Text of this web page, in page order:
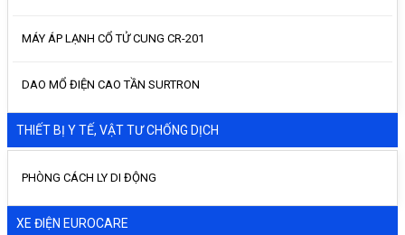
MÁY ÁP LẠNH CỔ TỬ CUNG CR-201
DAO MỔ ĐIỆN CAO TẦN SURTRON
THIẾT BỊ Y TẾ, VẬT TƯ CHỐNG DỊCH
PHÒNG CÁCH LY DI ĐỘNG
XE ĐIỆN EUROCARE